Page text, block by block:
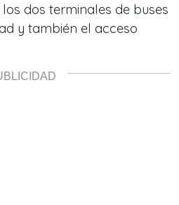
dos terminales de buses
y también el acceso